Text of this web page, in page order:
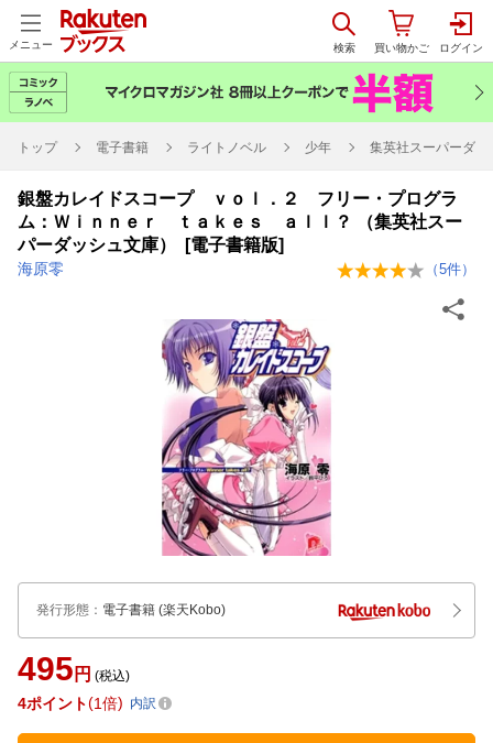
メニュー
トップ 電子書籍 ライトノベル 少年 集英社スーパーダッ
銀盤カレイドスコープ ｖｏｌ．２ フリー・プログラ
ム：Ｗｉｎｎｅｒ ｔａｋｅｓ ａｌｌ？ （集英社スー
パーダッシュ文庫） [電子書籍版]
海原零 （5件）
発行形態 ： 電子書籍 (楽天Kobo)
495 円 (税込)
4ポイント 1倍 内訳